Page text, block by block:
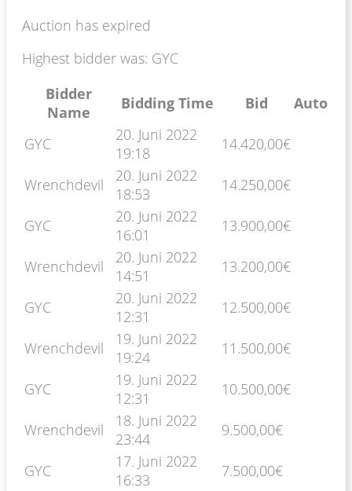
Auction has expired
Highest bidder was: GYC
Bidder
Name
Bidding Time Bid Auto
GYC
20. Juni 2022
19:18
14.420,00€
Wrenchdevil
20. Juni 2022
18:53
14.250,00€
GYC
20. Juni 2022
16:01
13.900,00€
Wrenchdevil
20. Juni 2022
14:51
13.200,00€
GYC
20. Juni 2022
12:31
12.500,00€
Wrenchdevil
19. Juni 2022
19:24
11.500,00€
GYC
19. Juni 2022
12:31
10.500,00€
Wrenchdevil
18. Juni 2022
23:44
9.500,00€
GYC
17. Juni 2022
16:33
7.500,00€